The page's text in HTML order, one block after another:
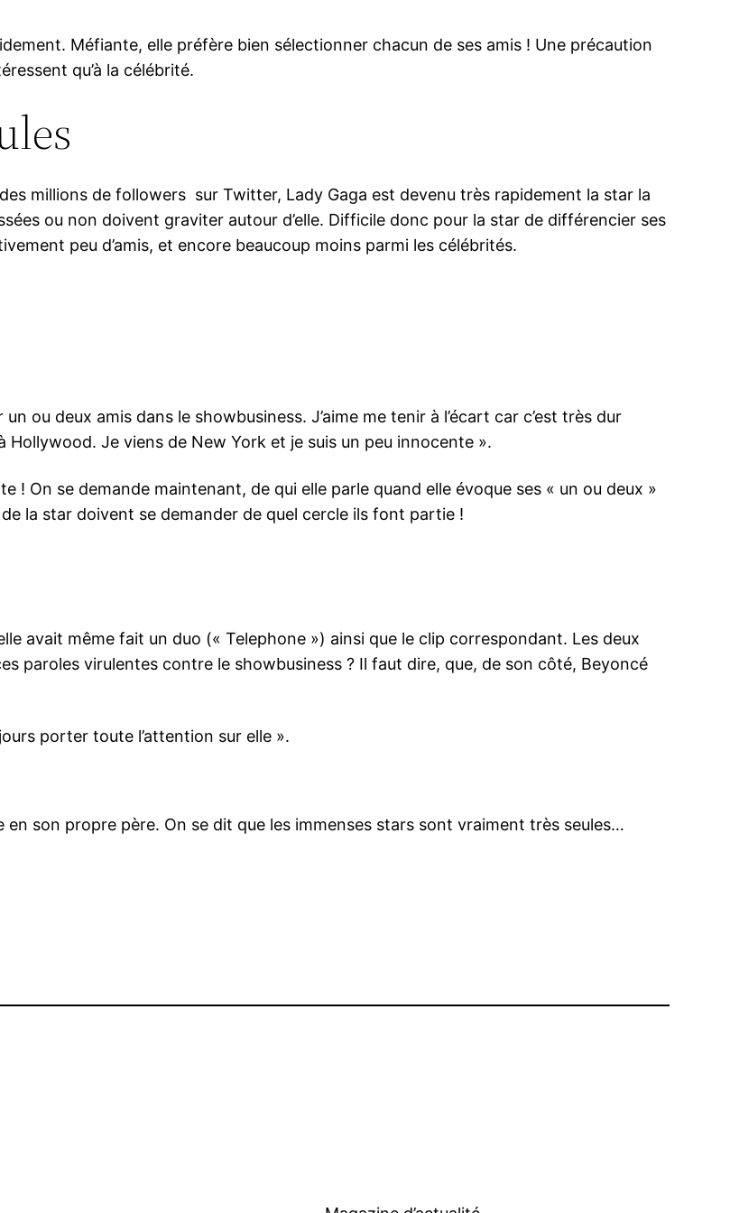
Méfiante, elle préfère bien sélectionner chacun de ses amis ! Une précaution
qu’à la célébrité.
millions de followers sur Twitter, Lady Gaga est devenu très rapidement la star la
ou non doivent graviter autour d’elle. Difficile donc pour la star de différencier ses
peu d’amis, et encore beaucoup moins parmi les célébrités.
ou deux amis dans le showbusiness. J’aime me tenir à l’écart car c’est très dur
Je viens de New York et je suis un peu innocente ».
! On se demande maintenant, de qui elle parle quand elle évoque ses « un ou deux »
la star doivent se demander de quel cercle ils font partie !
avait même fait un duo (« Telephone ») ainsi que le clip correspondant. Les deux
paroles virulentes contre le showbusiness ? Il faut dire, que, de son côté, Beyoncé
porter toute l’attention sur elle ».
son propre père. On se dit que les immenses stars sont vraiment très seules…